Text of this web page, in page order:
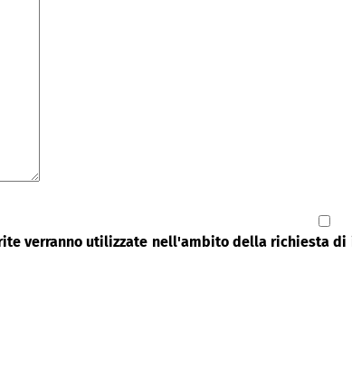
verranno utilizzate nell'ambito della richiesta